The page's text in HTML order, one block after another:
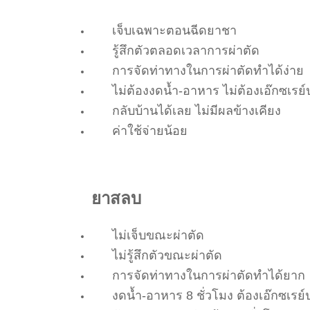
เจ็บเฉพาะตอนฉีดยาชา
รู้สึกตัวตลอดเวลาการผ่าตัด
การจัดท่าทางในการผ่าตัดทำได้ง่าย
ไม่ต้องงดน้ำ-อาหาร ไม่ต้องเอ๊กซเรย์
กลับบ้านได้เลย ไม่มีผลข้างเคียง
ค่าใช้จ่ายน้อย
ยาสลบ
ไม่เจ็บขณะผ่าตัด
ไม่รู้สึกตัวขณะผ่าตัด
การจัดท่าทางในการผ่าตัดทำได้ยาก
งดน้ำ-อาหาร 8 ชั่วโมง ต้องเอ๊กซเรย์